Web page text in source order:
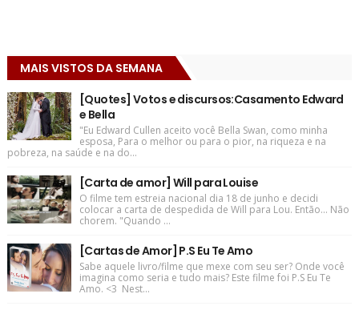
MAIS VISTOS DA SEMANA
[Quotes] Votos e discursos:Casamento Edward
e Bella
"Eu Edward Cullen aceito você Bella Swan, como minha
esposa, Para o melhor ou para o pior, na riqueza e na
pobreza, na saúde e na do...
[Carta de amor] Will para Louise
O filme tem estreia nacional dia 18 de junho e decidi
colocar a carta de despedida de Will para Lou. Então... Não
chorem. "Quando ...
[Cartas de Amor] P.S Eu Te Amo
Sabe aquele livro/filme que mexe com seu ser? Onde você
imagina como seria e tudo mais? Este filme foi P.S Eu Te
Amo. <3 Nest...